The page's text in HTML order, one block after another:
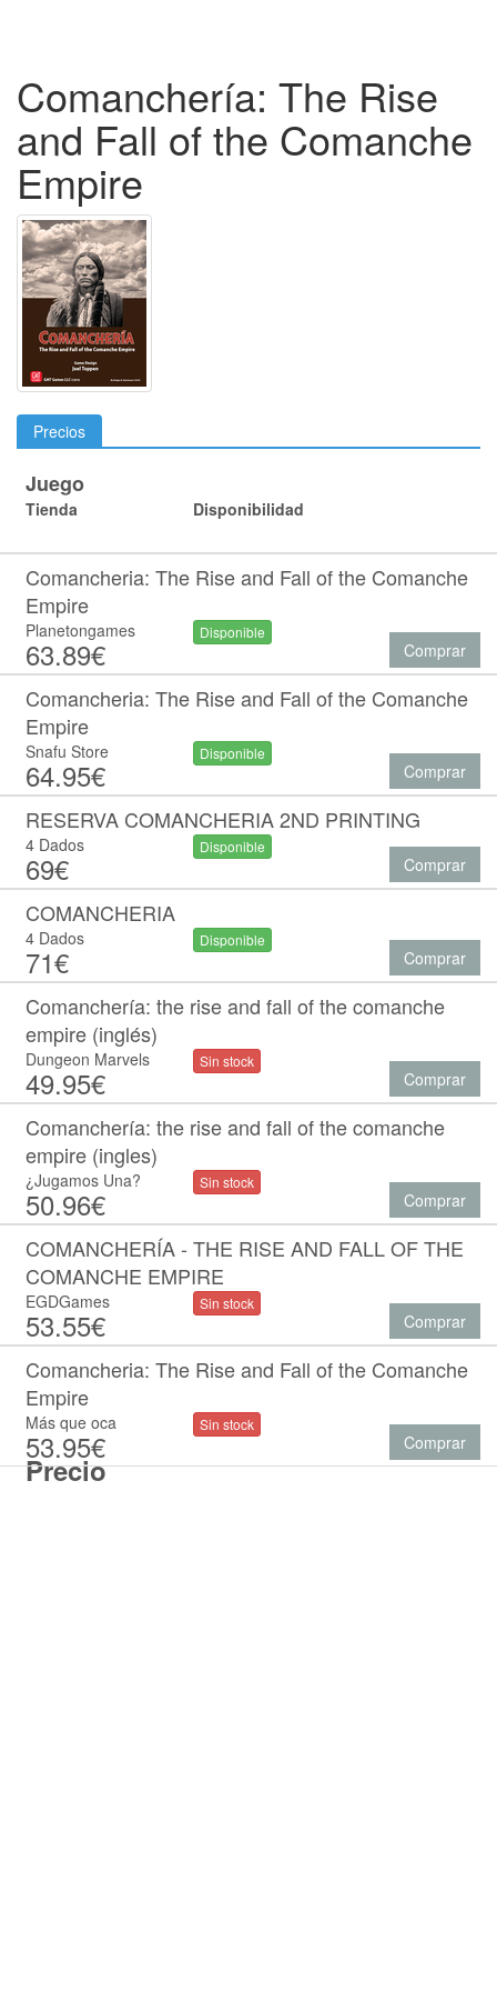
Comanchería: The Rise
and Fall of the Comanche
Empire
Precios
Juego
Tienda
Precio
Disponibilidad
Comancheria: The Rise and Fall of the Comanche
Empire
Planetongames
63.89€
Disponible
Comprar
Comancheria: The Rise and Fall of the Comanche
Empire
Snafu Store
64.95€
Disponible
Comprar
RESERVA COMANCHERIA 2ND PRINTING
4 Dados
69€
Disponible
Comprar
COMANCHERIA
4 Dados
71€
Disponible
Comprar
Comanchería: the rise and fall of the comanche
empire (inglés)
Dungeon Marvels
49.95€
Sin stock
Comprar
Comanchería: the rise and fall of the comanche
empire (ingles)
¿Jugamos Una?
50.96€
Sin stock
Comprar
COMANCHERÍA - THE RISE AND FALL OF THE
COMANCHE EMPIRE
EGDGames
53.55€
Sin stock
Comprar
Comancheria: The Rise and Fall of the Comanche
Empire
Más que oca
53.95€
Sin stock
Comprar